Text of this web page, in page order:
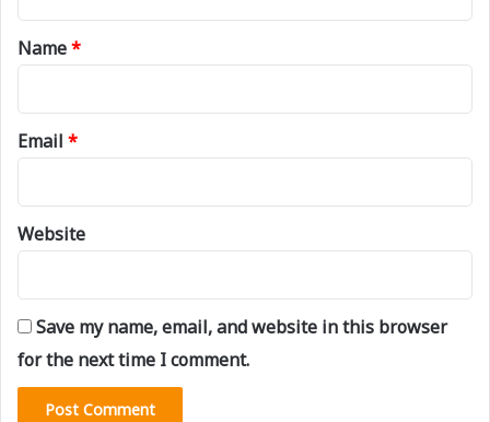
*
Name*
Email *
Website
Save my name, email, and website in this browser
for the next time I comment.